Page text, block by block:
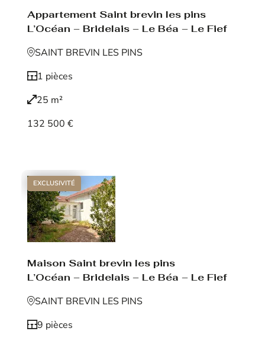
Appartement Saint brevin les pins
L’Océan – Bridelais – Le Béa – Le Fief
SAINT BREVIN LES PINS
1 pièces
25 m²
132 500 €
EXCLUSIVITÉ
Maison Saint brevin les pins
L’Océan – Bridelais – Le Béa – Le Fief
SAINT BREVIN LES PINS
9 pièces